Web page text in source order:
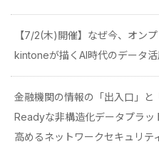
【7/2(木)開催】なぜ今、オン
kintoneが描くAI時代のデータ
金融機関の情報の「出入口」
Readyな非構造化データプラッ
高めるネットワークセキュリテ